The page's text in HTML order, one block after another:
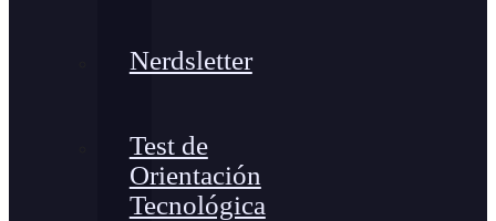
Nerdsletter
Test de
Orientación
Tecnológica